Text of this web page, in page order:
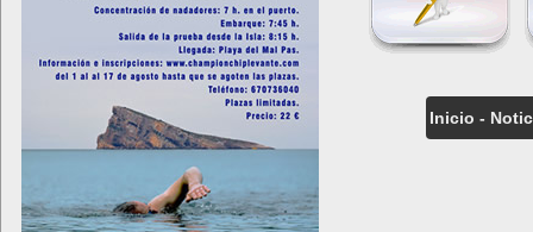
Inicio -